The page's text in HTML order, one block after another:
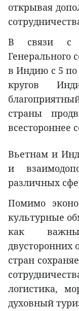
открывая
В связи с
Генерального
в Индию с 5 по
кругов
страны
всестороннее
Вьетнам и
и
различных
Помимо
культурные
как
двусторонних
стран
логистика,
духовный